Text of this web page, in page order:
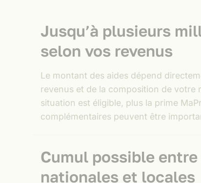
Jusqu’à plusieurs
selon vos revenus
Le montant des aides dépend
revenus et de la composition de votre
situation est éligible, plus la prime
complémentaires peuvent être
Cumul possible entre
nationales et locales